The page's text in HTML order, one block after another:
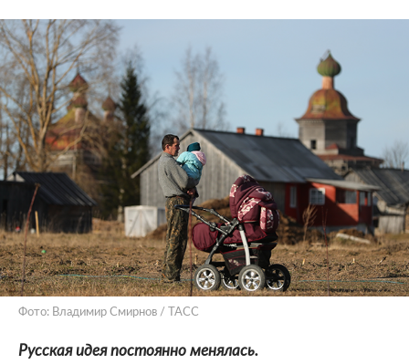
Фото: Владимир Смирнов / ТАСС
Русская идея постоянно менялась.